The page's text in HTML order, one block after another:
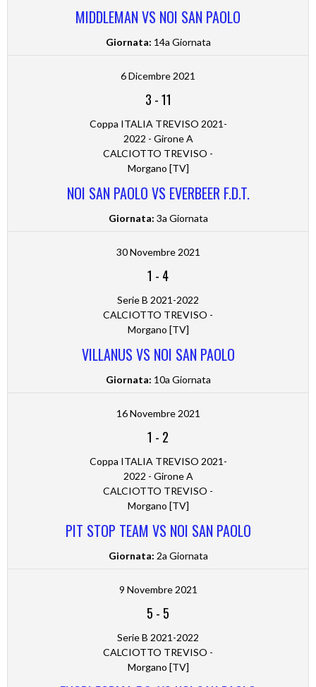
MIDDLEMAN VS NOI SAN PAOLO
Giornata: 14a Giornata
6 Dicembre 2021
3 -11
Coppa ITALIA TREVISO 2021-
2022 - Girone A
CALCIOTTO TREVISO -
Morgano [TV]
NOI SAN PAOLO VS EVERBEER F.D.T.
Giornata: 3a Giornata
30 Novembre 2021
1 - 4
Serie B 2021-2022
CALCIOTTO TREVISO -
Morgano [TV]
VILLANUS VS NOI SAN PAOLO
Giornata: 10a Giornata
16 Novembre 2021
1 - 2
Coppa ITALIA TREVISO 2021-
2022 - Girone A
CALCIOTTO TREVISO -
Morgano [TV]
PIT STOP TEAM VS NOI SAN PAOLO
Giornata: 2a Giornata
9 Novembre 2021
5 - 5
Serie B 2021-2022
CALCIOTTO TREVISO -
Morgano [TV]